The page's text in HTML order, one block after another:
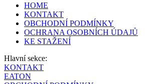
HOME
KONTAKT
OBCHODNÍ PODMÍNKY
OCHRANA OSOBNÍCH ÚDAJŮ
KE STAŽENÍ
Hlavní sekce:
KONTAKT
EATON